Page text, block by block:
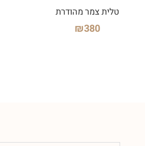
טלית צמר מהודרת
₪380